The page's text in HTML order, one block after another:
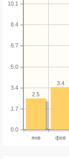
янв фев
0.0
1.7
3.4
5.0
6.7
8.4
10.1
3.4
2.5